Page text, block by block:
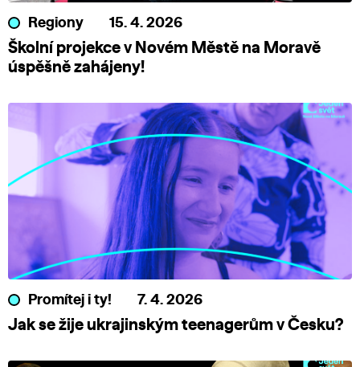
Regiony 15. 4. 2026
Školní projekce v Novém Městě na Moravě
úspěšně zahájeny!
Promítej i ty! 7. 4. 2026
Jak se žije ukrajinským teenagerům v Česku?